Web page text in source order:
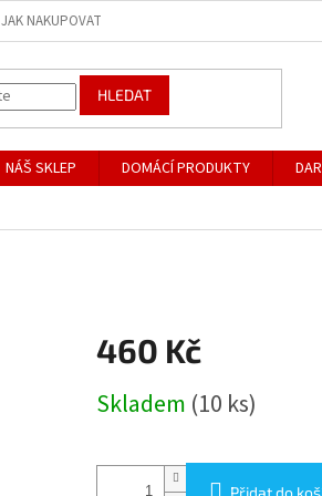
JAK NAKUPOVAT
HLEDAT
NÁŠ SKLEP DOMÁCÍ PRODUKTY
460 Kč
cena:
Skladem (10 ks)